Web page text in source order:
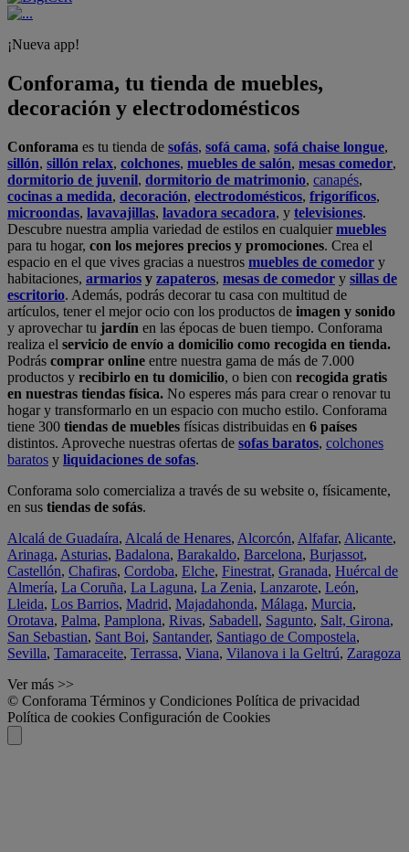
¡Nueva app!
Conforama, tu tienda de muebles,
decoración y electrodomésticos
Conforama es tu tienda de sofás, sofá cama, sofá chaise longue,
sillón, sillón relax, colchones, muebles de salón, mesas comedor,
dormitorio de juvenil, dormitorio de matrimonio, canapés,
cocinas a medida, decoración, electrodomésticos, frigoríficos,
microondas, lavavajillas, lavadora secadora, y televisiones.
Descubre nuestra amplia variedad de estilos en cualquiermuebles
para tu hogar, con los mejores precios y promociones. Crea el
espacio en el que vives gracias a nuestros muebles de comedor y
habitaciones, armarios y zapateros, mesas de comedor y sillas de
escritorio. Además, podrás decorar tu casa con multitud de
artículos, tener el mejor ocio con los productos de imagen y sonido
y aprovechar tu jardín en las épocas de buen tiempo. Conforama
realiza el servicio de envío a domicilio como recogida en tienda.
Podrás comprar online entre nuestra gama de más de 7.000
productos y recibirlo en tu domicilio, o bien con recogida gratis
en nuestras tiendas física. No esperes más para crear o renovar tu
hogar y transformarlo en un espacio con mucho estilo. Conforama
tiene 300 tiendas de muebles físicas distribuidas en 6 países
distintos. Aproveche nuestras ofertas de sofas baratos, colchones
baratos y liquidaciones de sofas.
Conforama solo comercializa a través de su website o, físicamente,
en sus tiendas de sofás.
Alcalá de Guadaíra, Alcalá de Henares, Alcorcón, Alfafar, Alicante,
Arinaga, Asturias, Badalona, Barakaldo, Barcelona, Burjassot,
Castellón, Chafiras, Cordoba, Elche, Finestrat, Granada, Huércal de
Almería, La Coruña, La Laguna, La Zenia, Lanzarote, León,
Lleida, Los Barrios, Madrid, Majadahonda, Málaga, Murcia,
Orotava, Palma, Pamplona, Rivas, Sabadell, Sagunto, Salt, Girona,
San Sebastian, Sant Boi, Santander, Santiago de Compostela,
Sevilla, Tamaraceite, Terrassa, Viana, Vilanova i la Geltrú, Zaragoza
Ver más >>
© Conforama Términos y Condiciones Política de privacidad
Política de cookies Configuración de Cookies